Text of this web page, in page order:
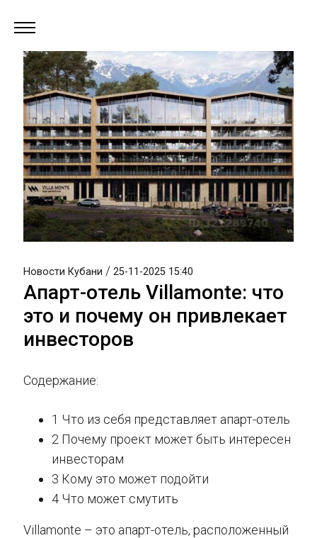
Новости Кубани / 25-11-2025 15:40
Апарт-отель Villamonte: что
это и почему он привлекает
инвесторов
Содержание:
1 Что из себя представляет апарт-отель
2 Почему проект может быть интересен
инвесторам
3 Кому это может подойти
4 Что может смутить
Villamonte – это апарт-отель, расположенный